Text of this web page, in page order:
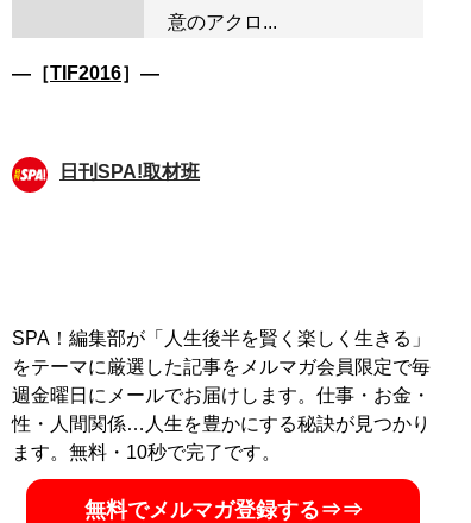
意のアクロ...
―［TIF2016］―
日刊SPA!取材班
SPA！編集部が「人生後半を賢く楽しく生きる」
をテーマに厳選した記事をメルマガ会員限定で毎
週金曜日にメールでお届けします。仕事・お金・
性・人間関係…人生を豊かにする秘訣が見つかり
ます。無料・10秒で完了です。
無料でメルマガ登録する⇒⇒